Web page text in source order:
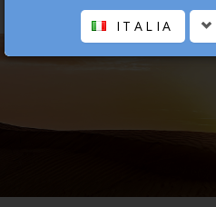
LA SCUOLA
ITALIA